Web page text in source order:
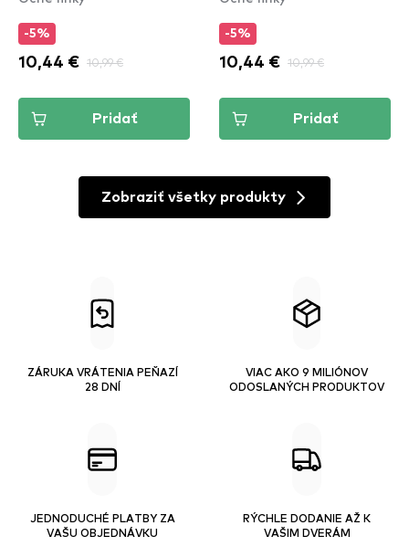
-5%
10,44 € 10,99 €
Pridať
-5%
10,44 € 10,99 €
Pridať
Zobraziť všetky produkty
ZÁRUKA VRÁTENIA PEŇAZÍ
28 DNÍ
VIAC AKO 9 MILIÓNOV
ODOSLANÝCH PRODUKTOV
JEDNODUCHÉ PLATBY ZA
VAŠU OBJEDNÁVKU
RÝCHLE DODANIE AŽ K
VAŠIM DVERÁM